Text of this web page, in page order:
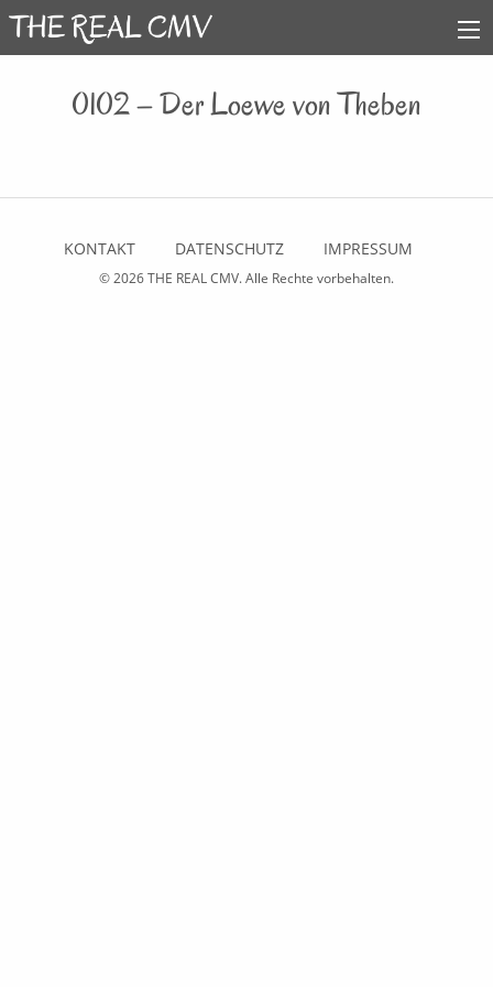
0102 – Der Loewe von Theben
KONTAKT DATENSCHUTZ IMPRESSUM
© 2026THE REAL CMV. Alle Rechte vorbehalten.